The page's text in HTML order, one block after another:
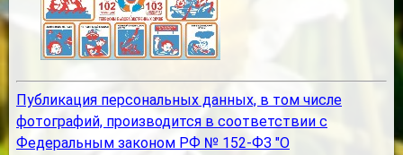
Публикация персональных данных, в том числе
фотографий, производится в соответствии с
Федеральным законом РФ № 152-ФЗ "О